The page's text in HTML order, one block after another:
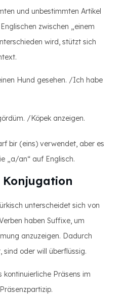
und unbestimmten Artikel
zwischen „einem
wird, stützt sich
Hund gesehen. /Ich habe
/Köpek anzeigen.
bir (eins) verwendet, aber es
„a/an“ auf Englisch.
unterscheidet sich von
haben Suffixe, um
anzuzeigen. Dadurch
sind oder will überflüssig.
Präsens im